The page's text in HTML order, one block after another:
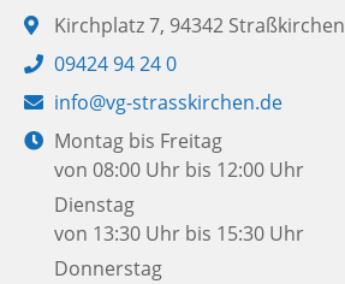
Adresse:
Kirchplatz 7, 94342 Straßkirchen
Telefon:
09424 94 24 0
E-
Mail:
info@vg-strasskirchen.de
Öffnungszeiten:
Montag bis Freitag
von 08:00 Uhr bis 12:00 Uhr
Dienstag
von 13:30 Uhr bis 15:30 Uhr
Donnerstag